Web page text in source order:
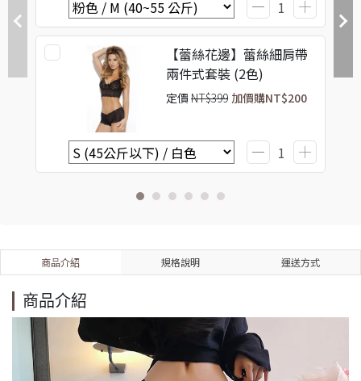
【蕾絲花邊】蕾絲細肩帶
兩件式套裝 (2色)
定價 NT$399 加價購NT$200
商品介紹 規格說明 運送方式
商品介紹